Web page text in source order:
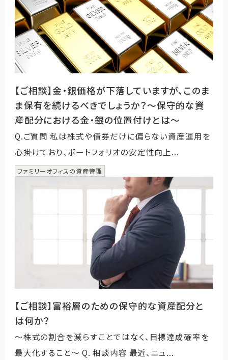
【ご相談】金・銀価格が下落していますが、このま
ま保有を続けるべきでしょうか？～保守的な資
産配分における金・銀の位置付けとは～
Q.ご質問 私は株式や債券だけに偏らない資産運用を
心掛けており、ポートフォリオの安定性向上...
ファミリーオフィスの資産管理
【ご相談】富裕層のための保守的な資産配分と
は何か？
～株式の割合を減らすことではなく、目標達成確率を
最大化すること～ Q. 相談内容 最近、ニュ...